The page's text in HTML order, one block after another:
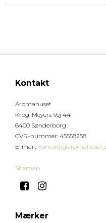
Kontakt
Aromahuset
Krog-Meyers Vej 44
6400 Sønderborg
CVR-nummer: 45558258
E-mail:
Sitemap
Mærker